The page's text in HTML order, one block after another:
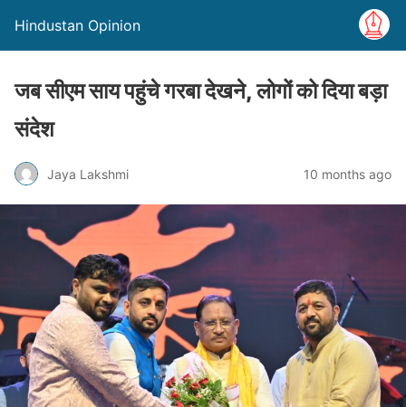
Hindustan Opinion
जब सीएम साय पहुंचे गरबा देखने, लोगों को दिया बड़ा
संदेश
Jaya Lakshmi 10 months ago